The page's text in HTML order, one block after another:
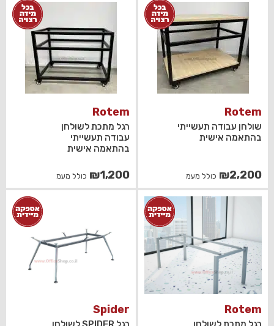
היה:
הוא:
Rotem
שולחן עבודה תעשייתי
בהתאמה אישית
₪2,200 כולל מעמ
Rotem
רגל מתכת לשולחן
עבודה תעשייתי
בהתאמה אישית
₪1,200 כולל מעמ
Rotem
Spider